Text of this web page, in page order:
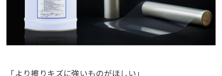
「より擦りキズに強いものがほしい」